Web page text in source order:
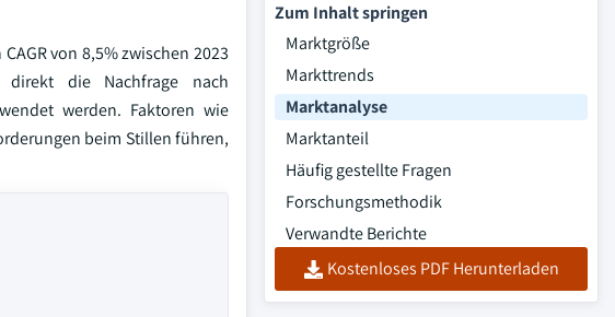
von 8,5% zwischen 2023
die Nachfrage nach
werden. Faktoren wie
beim Stillen führen,
Zum Inhalt springen
Marktgröße
Markttrends
Marktanalyse
Marktanteil
Häufig gestellte Fragen
Forschungsmethodik
Verwandte Berichte
Kostenloses PDF Herunterladen